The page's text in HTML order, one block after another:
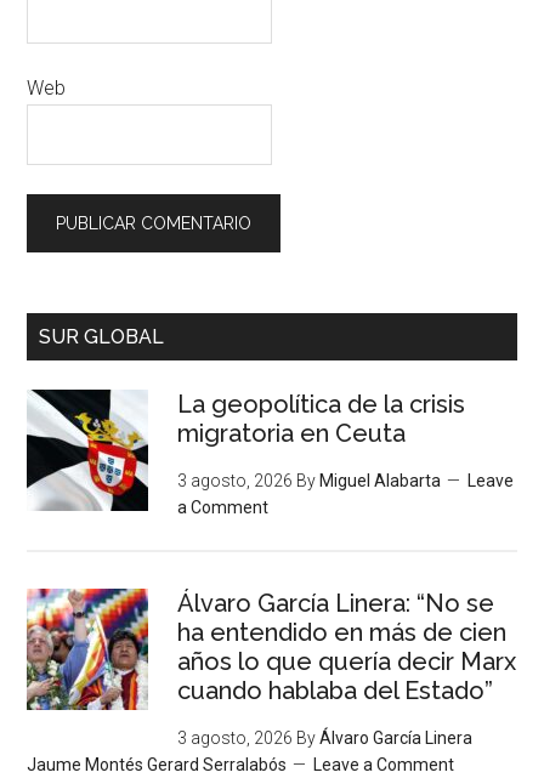
Web
SUR GLOBAL
La geopolítica de la crisis
migratoria en Ceuta
3 agosto, 2026 By Miguel Alabarta
Leave
a Comment
Álvaro García Linera: “No se
ha entendido en más de cien
años lo que quería decir Marx
cuando hablaba del Estado”
3 agosto, 2026 ByÁlvaro García Linera
Jaume Montés Gerard Serralabós
Leave a Comment